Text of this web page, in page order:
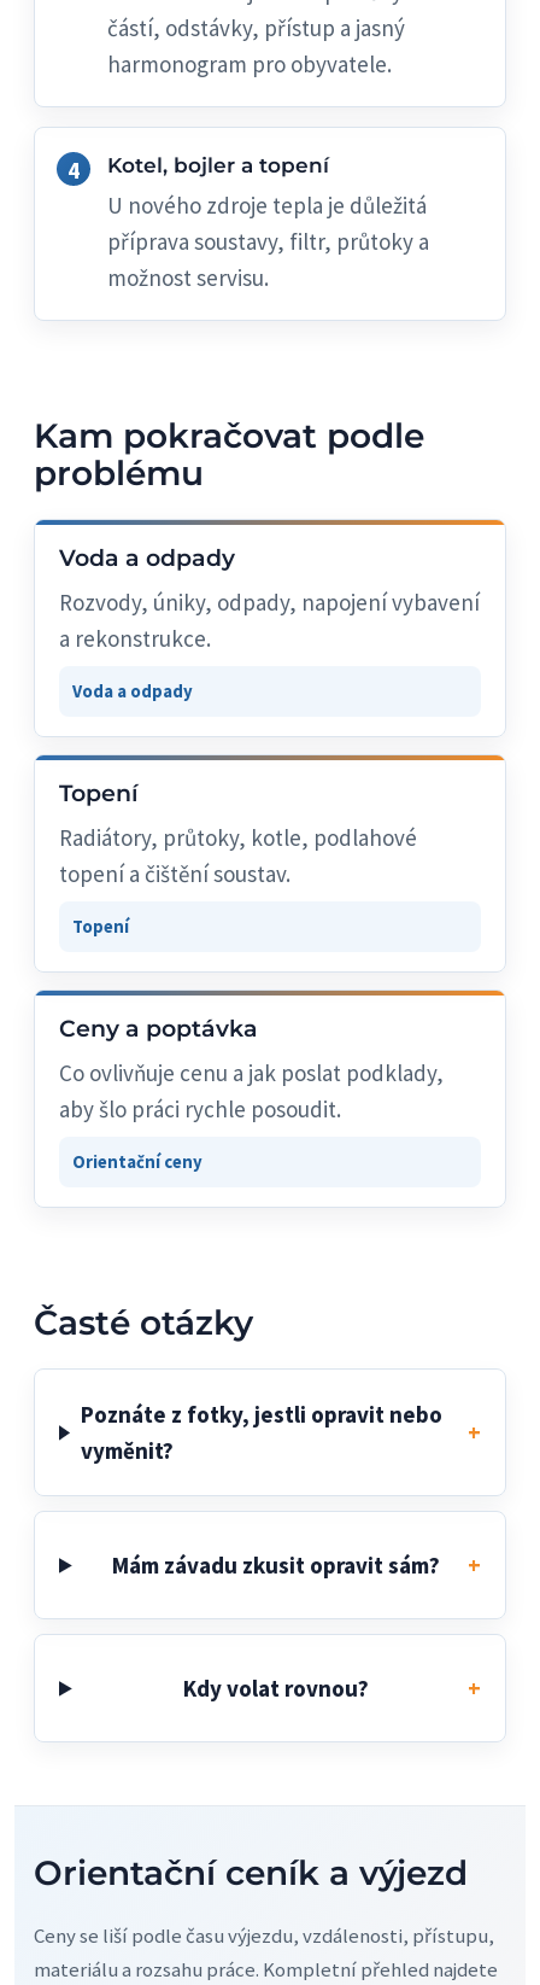
částí, odstávky, přístup a jasný
harmonogram pro obyvatele.
Kotel, bojler a topení
U nového zdroje tepla je důležitá
příprava soustavy, filtr, průtoky a
možnost servisu.
Kam pokračovat podle
problému
Voda a odpady
Rozvody, úniky, odpady, napojení vybavení
a rekonstrukce.
Voda a odpady
Topení
Radiátory, průtoky, kotle, podlahové
topení a čištění soustav.
Topení
Ceny a poptávka
Co ovlivňuje cenu a jak poslat podklady,
aby šlo práci rychle posoudit.
Orientační ceny
Časté otázky
Poznáte z fotky, jestli opravit nebo
vyměnit?
Mám závadu zkusit opravit sám?
Kdy volat rovnou?
Orientační ceník a výjezd
Ceny se liší podle času výjezdu, vzdálenosti, přístupu,
materiálu a rozsahu práce. Kompletní přehled najdete